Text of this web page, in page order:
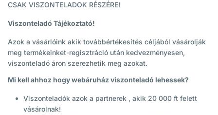
CSAK VISZONTELADOK RÉSZÉRE!
Viszonteladó Tájékoztató!
Azok a vásárlóink akik továbbértékesítés céljából vásárolják
meg termékeinket-regisztráció után kedvezményesen,
viszonteladó áron szerezhetik meg azokat.
Mi kell ahhoz hogy webáruház viszonteladó lehessek?
Viszonteladók azok a partnerek , akik 20 000 ft felett
vásárolnak!